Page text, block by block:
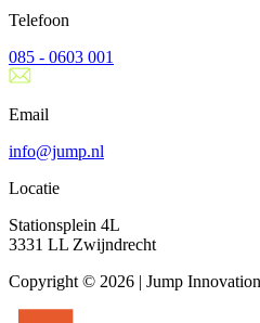
Telefoon
085 - 0603 001
Email
info@jump.nl
Locatie
Stationsplein 4L
3331 LL Zwijndrecht
Copyright © 2026 | Jump